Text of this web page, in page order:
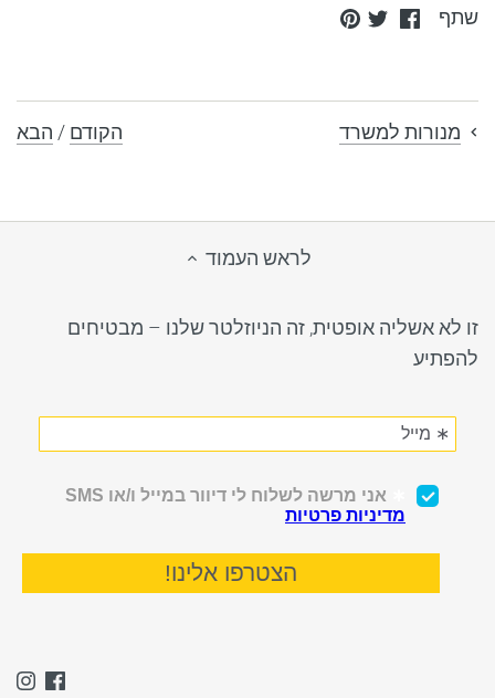
שתף
Share
Share
Pin
מנורות למשרד הקודם / הבא
לראש העמוד
זו לא אשליה אופטית, זה הניוזלטר שלנו – מבטיחים
להפתיע